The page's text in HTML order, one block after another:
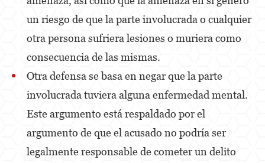
Other
Commercial Bribery
Sex Crimes
Child Pornography
un riesgo de que la parte involucrada o cualquier
otra persona sufriera lesiones o muriera como
consecuencia de las mismas.
Otra defensa se basa en negar que la parte
involucrada tuviera alguna enfermedad mental.
Este argumento está respaldado por el
argumento de que el acusado no podría ser
legalmente responsable de cometer un delito